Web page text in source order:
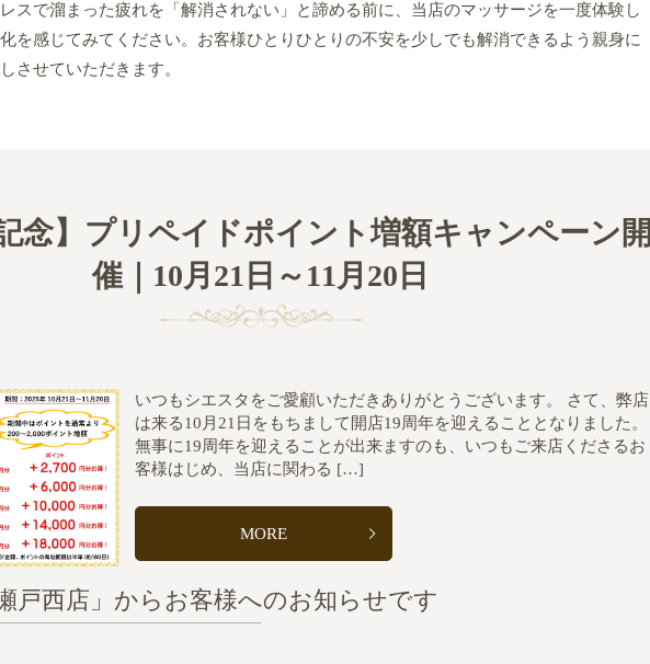
スで溜まった疲れを「解消されない」と諦める前に、当店のマッサージを一度体験し
を感じてみてください。お客様ひとりひとりの不安を少しでも解消できるよう親身に
させていただきます。
記念】プリペイドポイント増額キャンペーン開
催｜10月21日～11月20日
いつもシエスタをご愛顧いただきありがとうございます。 さて、弊店
は来る10月21日をもちまして開店19周年を迎えることとなりました。
無事に19周年を迎えることが出来ますのも、いつもご来店くださるお
客様はじめ、当店に関わる […]
MORE
戸西店」からお客様へのお知らせです